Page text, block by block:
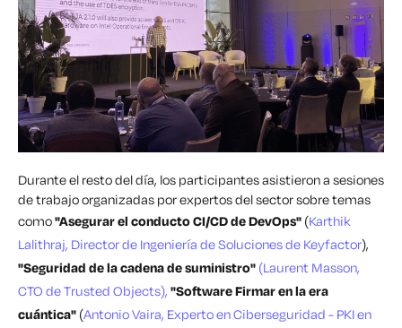
Durante el resto del día, los participantes asistieron a sesiones
de trabajo organizadas por expertos del sector sobre temas
como"Asegurar el conducto CI/CD de DevOps" (Karthik
Lalithraj, Director de Ingeniería de Soluciones de Keyfactor),
"Seguridad de la cadena de suministro" (Laurent Masson,
CTO de Trusted Objects), "Software Firmar en la era
cuántica" (Antonio Vaira, Experto en Ciberseguridad - PKI en